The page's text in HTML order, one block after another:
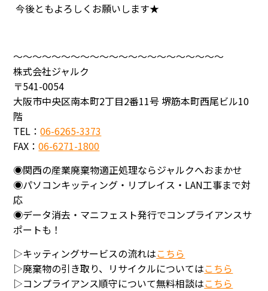
今後ともよろしくお願いします★
～～～～～～～～～～～～～～～～～～～～～～
株式会社ジャルク
〒541-0054
大阪市中央区南本町2丁目2番11号 堺筋本町西尾ビル10
階
TEL：06-6265-3373
FAX：06-6271-1800
◉関西の産業廃棄物適正処理ならジャルクへおまかせ
◉パソコンキッティング・リプレイス・LAN工事まで対
応
◉データ消去・マニフェスト発行でコンプライアンスサ
ポートも！
▷キッティングサービスの流れはこちら
▷廃棄物の引き取り、リサイクルについてはこちら
▷コンプライアンス順守について無料相談はこちら